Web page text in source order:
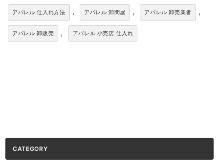
アパレル 仕入れ方法 , アパレル 卸問屋 , アパレル 卸売業者 ,
アパレル 卸販売 , アパレル 小売店 仕入れ
CATEGORY